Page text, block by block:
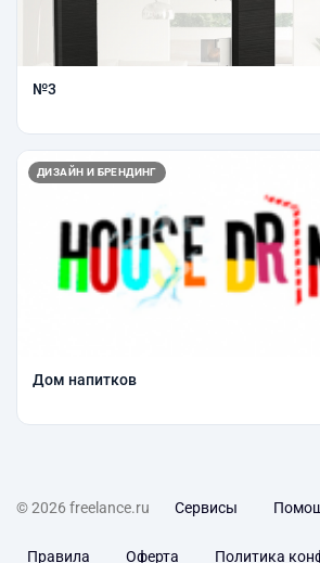
№3
ДИЗАЙН И БРЕНДИНГ
Дом напитков
© 2026 freelance.ru Сервисы
Правила Оферта Политика